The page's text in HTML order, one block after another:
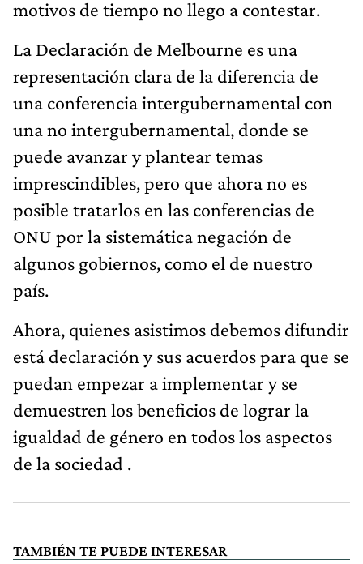
motivos de tiempo no llego a contestar.
La Declaración de Melbourne es una
representación clara de la diferencia de
una conferencia intergubernamental con
una no intergubernamental, donde se
puede avanzar y plantear temas
imprescindibles, pero que ahora no es
posible tratarlos en las conferencias de
ONU por la sistemática negación de
algunos gobiernos, como el de nuestro
país.
Ahora, quienes asistimos debemos difundir
está declaración y sus acuerdos para que se
puedan empezar a implementar y se
demuestren los beneficios de lograr la
igualdad de género en todos los aspectos
de la sociedad .
TAMBIÉN TE PUEDE INTERESAR